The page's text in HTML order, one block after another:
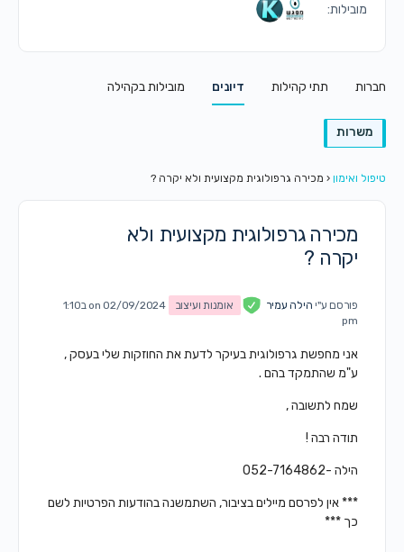
מובילות:
חברות תתי קהילות דיונים מובילות בקהילה
משרות
טיפול ואימון ‹ מכירה גרפולוגית מקצועית ולא יקרה ?
מכירה גרפולוגית מקצועית ולא
יקרה ?
פורסם ע"יהילה עמיר אומנות ועיצוב
on 02/09/2024 ב1:10
pm
אני מחפשת גרפולוגית בעיקר לדעת את החוזקות שלי בעסק ,
ע"מ שהתמקד בהם .
שמח לתשובה ,
תודה רבה !
הילה -052-7164862
*** אין לפרסם מיילים בציבור, השתמשנה בהודעות הפרטיות לשם
כך ***